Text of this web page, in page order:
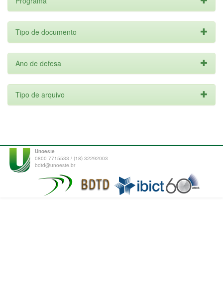
Tipo de documento
Ano de defesa
Tipo de arquivo
Unoeste
0800 7715533 / (18) 32292003
bdtd@unoeste.br